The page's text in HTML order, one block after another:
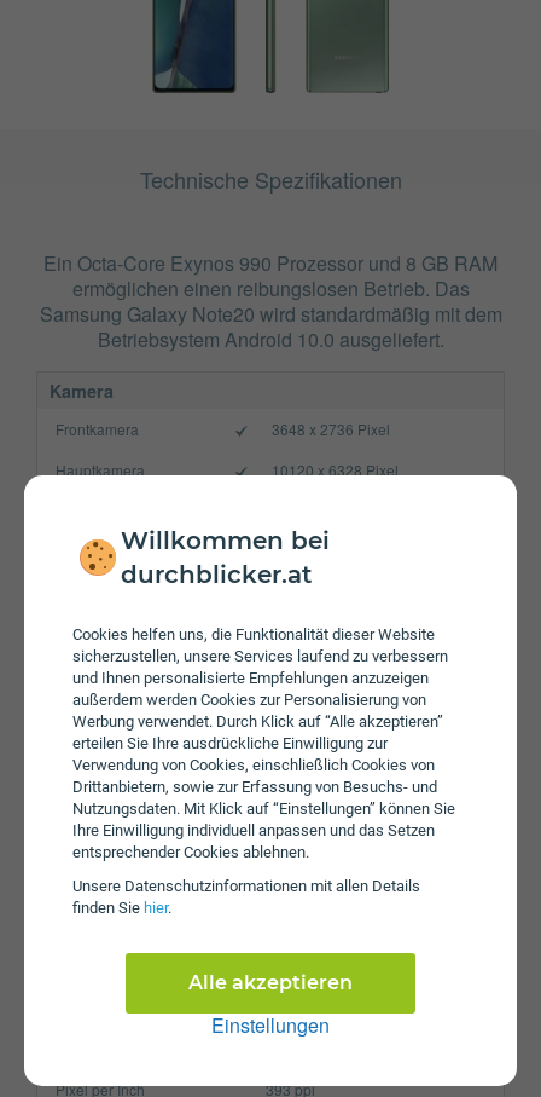
Willkommen bei
durchblicker.at
Cookies helfen uns, die Funktionalität dieser Website
sicherzustellen, unsere Services laufend zu verbessern
und Ihnen personalisierte Empfehlungen anzuzeigen
außerdem werden Cookies zur Personalisierung von
Werbung verwendet. Durch Klick auf “Alle akzeptieren”
erteilen Sie Ihre ausdrückliche Einwilligung zur
Verwendung von Cookies, einschließlich Cookies von
Drittanbietern, sowie zur Erfassung von Besuchs- und
Nutzungsdaten. Mit Klick auf “Einstellungen” können Sie
Ihre Einwilligung individuell anpassen und das Setzen
entsprechender Cookies ablehnen.
Unsere Daten­schutz­informationen mit allen Details
finden Sie hier.
Einstellungen
Alle akzeptieren
Technische Spezifikationen
Ein Octa-Core Exynos 990 Prozessor und 8 GB RAM
ermöglichen einen reibungslosen Betrieb. Das
Samsung Galaxy Note20 wird standardmäßig mit dem
Betriebsystem Android 10.0 ausgeliefert.
Kamera
Frontkamera
3648 x 2736 Pixel
Hauptkamera
10120 x 6328 Pixel
Bluetooth
5.0
WLAN
802.11 a/b/g/n/ac/6
Gerät
Akku
4300 mAh
Speicherkarte
Betriebssystem
Android 10.0
Prozessor
Octa-Core
Arbeitsspeicher
8 GB
Größe (H x B x T)
161.6 x 75.2 x 8.3 mm
Pixel per Inch
393 ppi